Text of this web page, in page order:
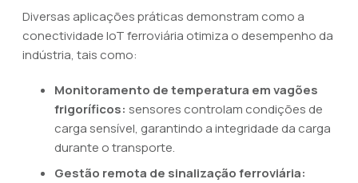
Diversas aplicações práticas demonstram como a
conectividade IoT ferroviária otimiza o desempenho da
indústria, tais como:
Monitoramento de temperatura em vagões
frigoríficos: sensores controlam condições de
carga sensível, garantindo a integridade da carga
durante o transporte.
Gestão remota de sinalização ferroviária: